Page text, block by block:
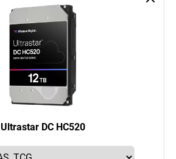
Ultrastar DC HC520